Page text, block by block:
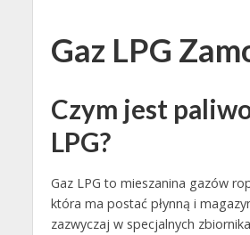
Gaz LPG
Czym jest
LPG?
Gaz LPG to mieszanina gazów
która ma postać płynną i
zazwyczaj w specjalnych